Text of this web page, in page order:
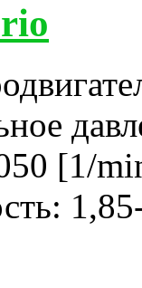
[1/